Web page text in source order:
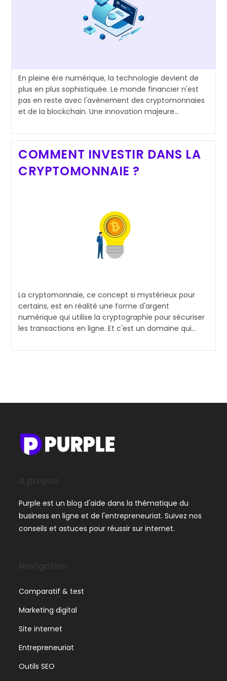
En pleine ère numérique, la technologie devient de
plus en plus sophistiquée. Le monde financier n'est
pas en reste avec l'avènement des cryptomonnaies
et de la blockchain. Une innovation majeure…
COMMENT INVESTIR DANS LA
CRYPTOMONNAIE ?
La cryptomonnaie, ce concept si mystérieux pour
certains, est en réalité une forme d'argent
numérique qui utilise la cryptographie pour sécuriser
les transactions en ligne. Et c'est un domaine qui…
Purple est un blog d'aide dans la thématique du
business en ligne et de l'entrepreneuriat. Suivez nos
conseils et astuces pour réussir sur internet.
Comparatif & test
Marketing digital
Site internet
Entrepreneuriat
Outils SEO